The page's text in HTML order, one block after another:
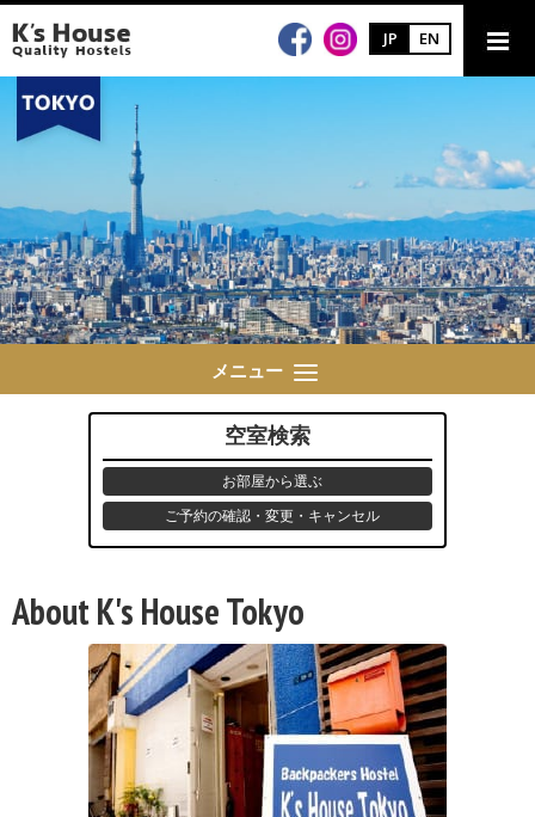
JP EN
メニュー
空室検索
お部屋から選ぶ
ご予約の確認・変更・キャンセル
About K's House Tokyo